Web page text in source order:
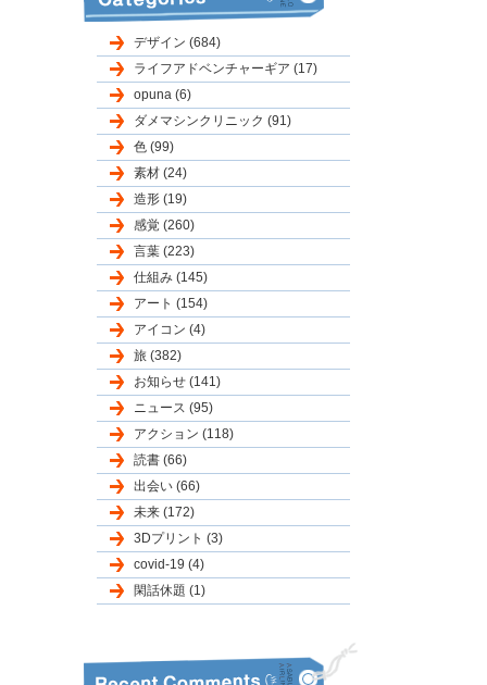
デザイン (684)
ライフアドベンチャーギア (17)
opuna (6)
ダメマシンクリニック (91)
色 (99)
素材 (24)
造形 (19)
感覚 (260)
言葉 (223)
仕組み (145)
アート (154)
アイコン (4)
旅 (382)
お知らせ (141)
ニュース (95)
アクション (118)
読書 (66)
出会い (66)
未来 (172)
3Dプリント (3)
covid-19 (4)
閑話休題 (1)